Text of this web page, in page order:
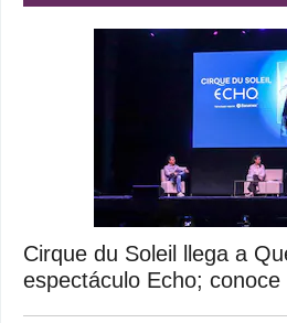
Cirque du Soleil llega a
espectáculo Echo; conoce